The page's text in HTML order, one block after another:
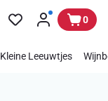
0
Kleine Leeuwtjes